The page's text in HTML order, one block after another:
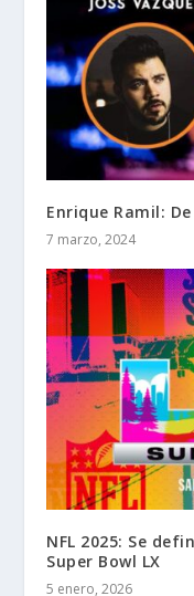
Enrique Ramil:
7 marzo, 2024
NFL 2025: Se
Super Bowl LX
5 enero, 2026